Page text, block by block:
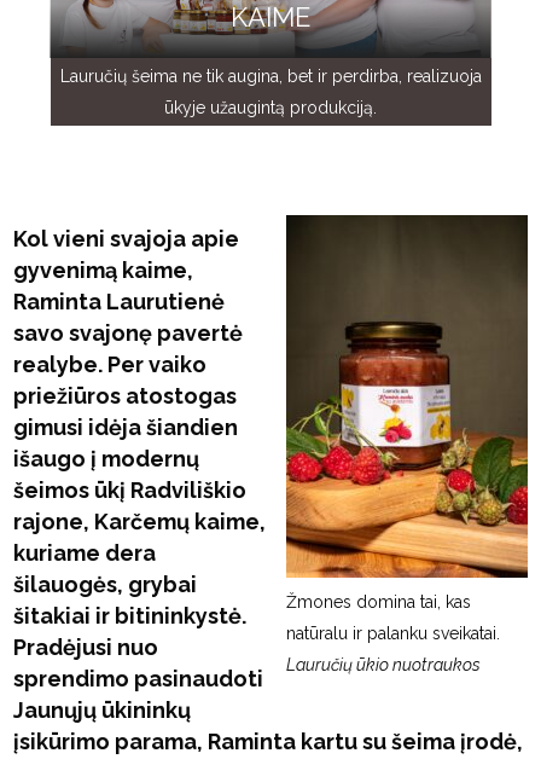
KAIME
Lauručių šeima ne tik augina, bet ir perdirba, realizuoja
ūkyje užaugintą produkciją.
Žmones domina tai, kas
natūralu ir palanku sveikatai.
Lauručių ūkio nuotraukos
Kol vieni svajoja apie
gyvenimą kaime,
Raminta Laurutienė
savo svajonę pavertė
realybe. Per vaiko
priežiūros atostogas
gimusi idėja šiandien
išaugo į modernų
šeimos ūkį Radviliškio
rajone, Karčemų kaime,
kuriame dera
šilauogės, grybai
šitakiai ir bitininkystė.
Pradėjusi nuo
sprendimo pasinaudoti
Jaunųjų ūkininkų
įsikūrimo parama, Raminta kartu su šeima įrodė,